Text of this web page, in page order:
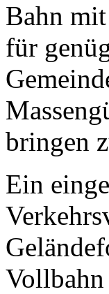
Bahn
für
bringen
Ein